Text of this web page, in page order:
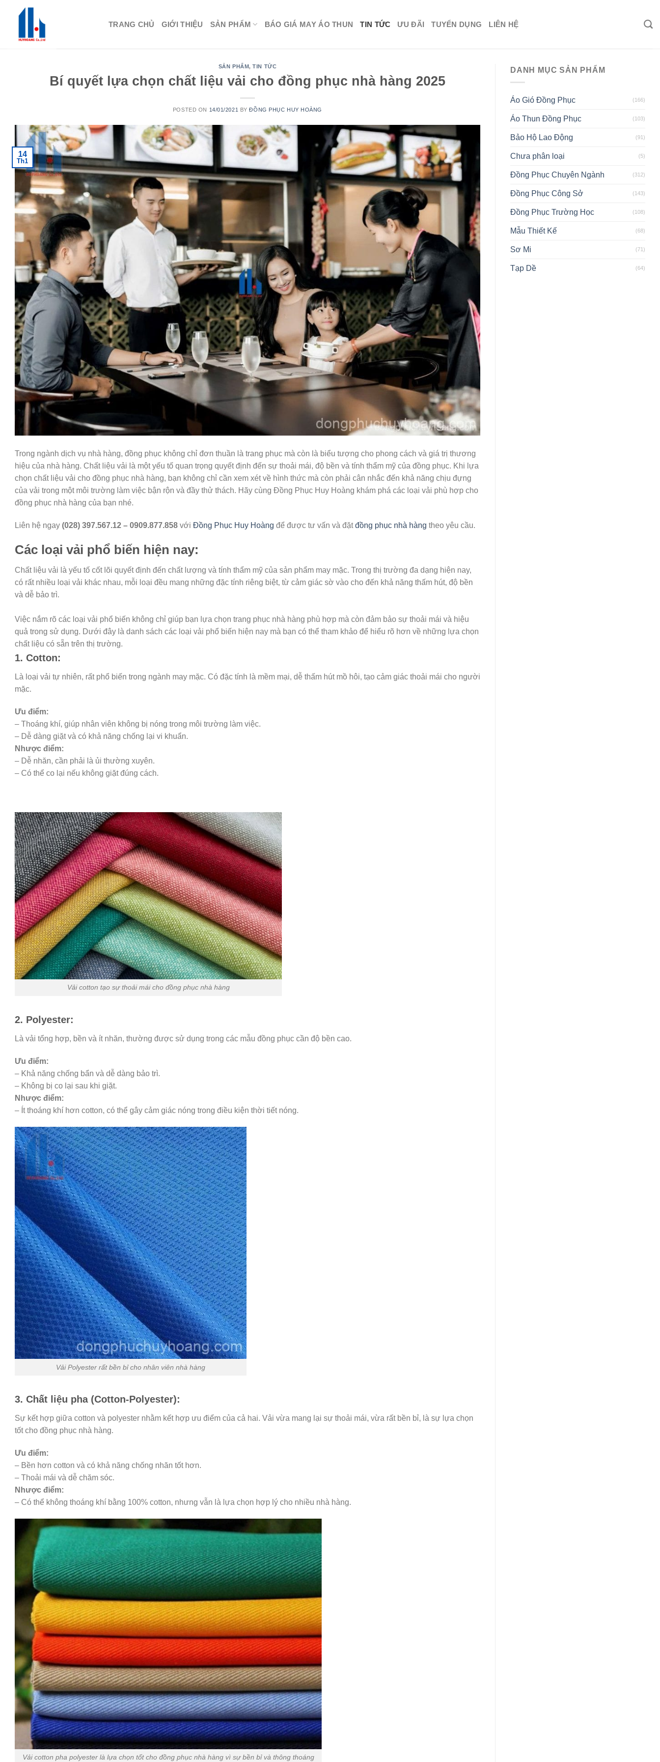
TRANG CHỦ GIỚI THIỆU SẢN PHẨM BÁO GIÁ MAY ÁO THUN TIN TỨC ƯU ĐÃI TUYỂN DỤNG LIÊN HỆ
SẢN PHẨM,TIN TỨC
Bí quyết lựa chọn chất liệu vải cho đồng phục nhà hàng 2025
POSTED ON 14/01/2021 BYĐỒNG PHỤC HUY HOÀNG
14
Th1
Trong ngành dịch vụ nhà hàng, đồng phục không chỉ đơn thuần là trang phục mà còn là biểu tượng cho phong cách và giá trị thương
hiệu của nhà hàng. Chất liệu vải là một yếu tố quan trọng quyết định đến sự thoải mái, độ bền và tính thẩm mỹ của đồng phục. Khi lựa
chọn chất liệu vải cho đồng phục nhà hàng, bạn không chỉ cần xem xét về hình thức mà còn phải cân nhắc đến khả năng chịu đựng
của vải trong một môi trường làm việc bận rộn và đầy thử thách. Hãy cùng Đồng Phục Huy Hoàng khám phá các loại vải phù hợp cho
đồng phục nhà hàng của bạn nhé.
Liên hệ ngay (028) 397.567.12 – 0909.877.858 với Đồng Phục Huy Hoàng để được tư vấn và đặtđồng phục nhà hàng theo yêu cầu.
Các loại vải phổ biến hiện nay:
Chất liệu vải là yếu tố cốt lõi quyết định đến chất lượng và tính thẩm mỹ của sản phẩm may mặc. Trong thị trường đa dạng hiện nay,
có rất nhiều loại vải khác nhau, mỗi loại đều mang những đặc tính riêng biệt, từ cảm giác sờ vào cho đến khả năng thấm hút, độ bền
và dễ bảo trì.
Việc nắm rõ các loại vải phổ biến không chỉ giúp bạn lựa chọn trang phục nhà hàng phù hợp mà còn đảm bảo sự thoải mái và hiệu
quả trong sử dụng. Dưới đây là danh sách các loại vải phổ biến hiện nay mà bạn có thể tham khảo để hiểu rõ hơn về những lựa chọn
chất liệu có sẵn trên thị trường.
1. Cotton:
Là loại vải tự nhiên, rất phổ biến trong ngành may mặc. Có đặc tính là mềm mại, dễ thấm hút mồ hôi, tạo cảm giác thoải mái cho người
mặc.
Ưu điểm:
– Thoáng khí, giúp nhân viên không bị nóng trong môi trường làm việc.
– Dễ dàng giặt và có khả năng chống lại vi khuẩn.
Nhược điểm:
– Dễ nhăn, cần phải là ủi thường xuyên.
– Có thể co lại nếu không giặt đúng cách.
Vải cotton tạo sự thoải mái cho đồng phục nhà hàng
2. Polyester:
Là vải tổng hợp, bền và ít nhăn, thường được sử dụng trong các mẫu đồng phục cần độ bền cao.
Ưu điểm:
– Khả năng chống bẩn và dễ dàng bảo trì.
– Không bị co lại sau khi giặt.
Nhược điểm:
– Ít thoáng khí hơn cotton, có thể gây cảm giác nóng trong điều kiện thời tiết nóng.
Vải Polyester rất bền bỉ cho nhân viên nhà hàng
3. Chất liệu pha (Cotton-Polyester):
Sự kết hợp giữa cotton và polyester nhằm kết hợp ưu điểm của cả hai. Vải vừa mang lại sự thoải mái, vừa rất bền bỉ, là sự lựa chọn
tốt cho đồng phục nhà hàng.
Ưu điểm:
– Bền hơn cotton và có khả năng chống nhăn tốt hơn.
– Thoải mái và dễ chăm sóc.
Nhược điểm:
– Có thể không thoáng khí bằng 100% cotton, nhưng vẫn là lựa chọn hợp lý cho nhiều nhà hàng.
Vải cotton pha polyester là lựa chọn tốt cho đồng phục nhà hàng vì sự bền bỉ và thông thoáng
DANH MỤC SẢN PHẨM
Áo Gió Đồng Phục (166)
Áo Thun Đồng Phục (103)
Bảo Hộ Lao Động (91)
Chưa phân loại (5)
Đồng Phục Chuyên Ngành (312)
Đồng Phục Công Sở (143)
Đồng Phục Trường Học (108)
Mẫu Thiết Kế (68)
Sơ Mi (71)
Tạp Dề (64)